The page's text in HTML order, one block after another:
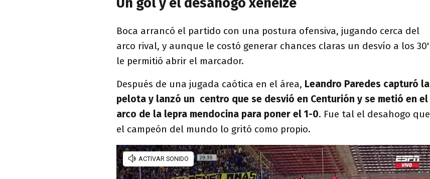
Boca arrancó el partido con una postura ofensiva, jugando cerca del
arco rival, y aunque le costó generar chances claras un desvío a los 30'
le permitió abrir el marcador.
Después de una jugada caótica en el área, Leandro Paredes capturó la
pelota y lanzó un centro que se desvió en Centurión y se metió en el
arco de la lepra mendocina para poner el 1-0. Fue tal el desahogo que
el campeón del mundo lo gritó como propio.